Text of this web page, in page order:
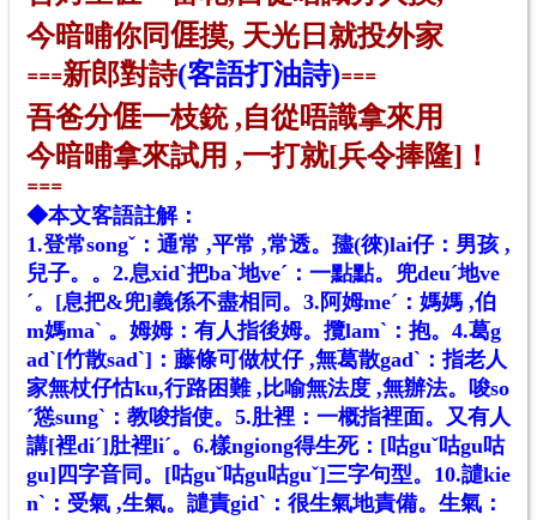
今暗晡你同𠊎摸, 天光日就投外家
===新郎對詩(客語打油詩)===
吾爸分𠊎一枝銃 ,自從唔識拿來用
今暗晡拿來試用 ,一打就[兵令捧隆]！
===
◆本文客語註解：
1.登常songˇ：通常 ,平常 ,常透。孻(徠)lai仔：男孩 ,
兒子。。2.息xidˋ把baˋ地veˊ：一點點。兜deuˊ地ve
ˊ。[息把&兜]義係不盡相同。3.阿姆meˊ：媽媽 ,伯
m媽maˋ 。姆姆：有人指後姆。攬lamˋ：抱。4.葛g
adˋ[竹散sadˋ]：藤條可做杖仔 ,無葛散gadˋ：指老人
家無杖仔怙ku,行路困難 ,比喻無法度 ,無辦法。唆so
ˊ慫sungˋ：教唆指使。5.肚裡：一概指裡面。又有人
講[裡diˊ]肚裡liˊ。6.樣ngiong得生死：[咕guˇ咕gu咕
gu]四字音同。[咕guˇ咕gu咕guˇ]三字句型。10.譴kie
nˋ：受氣 ,生氣。譴責gidˋ：很生氣地責備。生氣：